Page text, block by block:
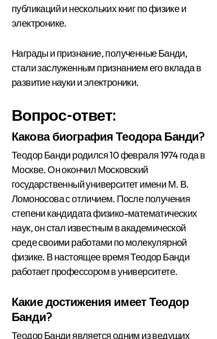
публикаций и нескольких книг по физике и
электронике.
Награды и признание, полученные Банди,
стали заслуженным признанием его вклада в
развитие науки и электроники.
Вопрос-ответ:
Какова биография Теодора Банди?
Теодор Банди родился 10 февраля 1974 года в
Москве. Он окончил Московский
государственный университет имени М. В.
Ломоносова с отличием. После получения
степени кандидата физико-математических
наук, он стал известным в академической
среде своими работами по молекулярной
физике. В настоящее время Теодор Банди
работает профессором в университете.
Какие достижения имеет Теодор
Банди?
Теодор Банди является одним из ведущих